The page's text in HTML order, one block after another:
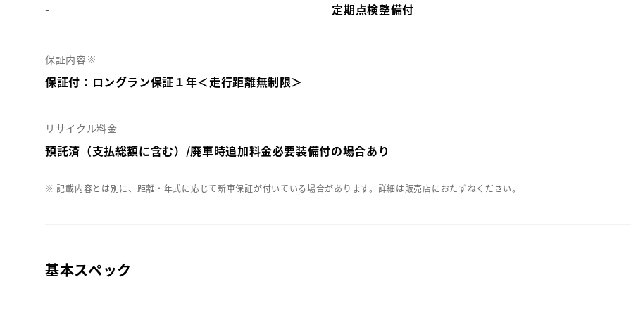
- 定期点検整備付
保証内容※
保証付：ロングラン保証１年＜走行距離無制限＞
リサイクル料金
預託済（支払総額に含む）/廃車時追加料金必要装備付の場合あり
※ 記載内容とは別に、距離・年式に応じて新車保証が付いている場合があります。詳細は販売店におたずねください。
基本スペック